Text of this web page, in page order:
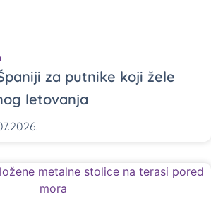
za putnike koji žele
letovanja